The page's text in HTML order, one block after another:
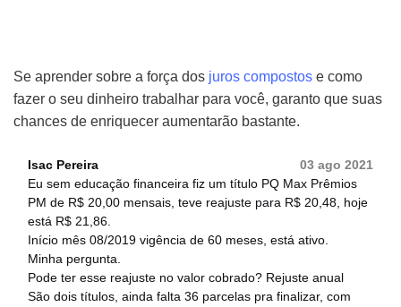
Se aprender sobre a força dos juros compostos e como
fazer o seu dinheiro trabalhar para você, garanto que suas
chances de enriquecer aumentarão bastante.
Isac Pereira
03 ago 2021
Eu sem educação financeira fiz um título PQ Max Prêmios
PM de R$ 20,00 mensais, teve reajuste para R$ 20,48, hoje
está R$ 21,86. ​
Início mês 08/2019 vigência de 60 meses, está ativo.
Minha pergunta.
Pode ter esse reajuste no valor cobrado? Rejuste anual
São dois títulos, ainda falta 36 parcelas pra finalizar, com